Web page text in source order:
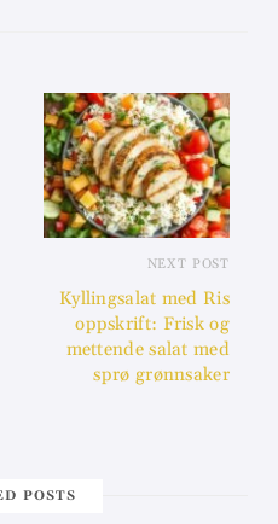
NEXT POST
Kyllingsalat med Ris
oppskrift: Frisk og
mettende salat med
sprø grønnsaker
POSTS